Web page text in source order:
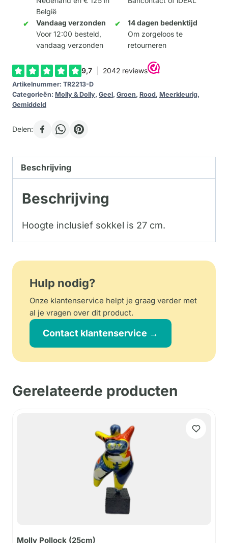
aantal
België
Vandaag verzonden
Voor 12:00 besteld,
vandaag verzonden
14 dagen bedenktijd
Om zorgeloos te
retourneren
Artikelnummer: TR2213-D
Categorieën: Molly & Dolly, Geel, Groen, Rood, Meerkleurig,
Gemiddeld
Delen:
Beschrijving
Beschrijving
Hoogte inclusief sokkel is 27 cm.
Hulp nodig?
Onze klantenservice helpt je graag verder met
al je vragen over dit product.
Contact klantenservice →
Gerelateerde producten
Molly Pollock (25cm)